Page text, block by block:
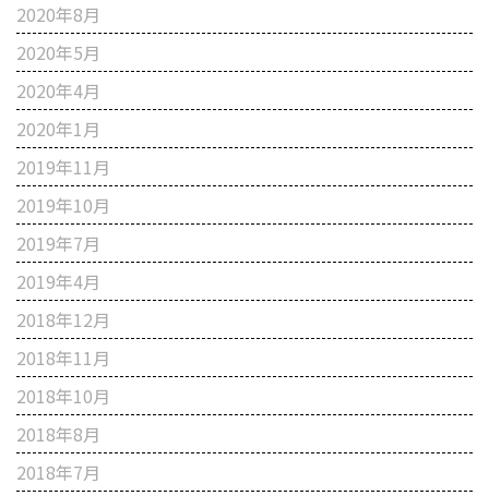
2020年8月
2020年5月
2020年4月
2020年1月
2019年11月
2019年10月
2019年7月
2019年4月
2018年12月
2018年11月
2018年10月
2018年8月
2018年7月